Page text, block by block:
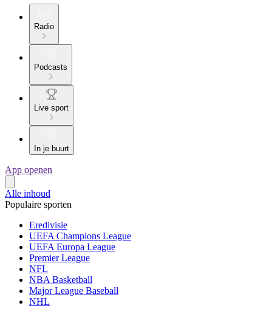
Radio
Podcasts
Live sport
In je buurt
App openen
Alle inhoud
Populaire sporten
Eredivisie
UEFA Champions League
UEFA Europa League
Premier League
NFL
NBA Basketball
Major League Baseball
NHL